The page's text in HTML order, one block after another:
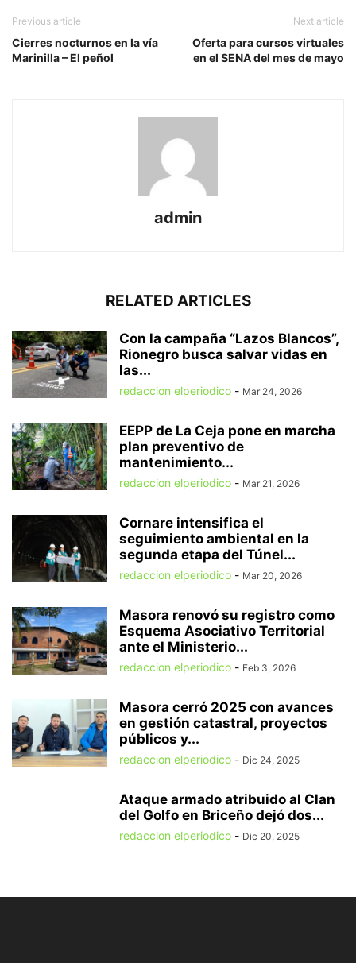
Previous article
Cierres nocturnos en la vía
Marinilla – El peñol
Next article
Oferta para cursos virtuales
en el SENA del mes de mayo
admin
RELATED ARTICLES
Con la campaña “Lazos Blancos”,
Rionegro busca salvar vidas en
las...
redaccion elperiodico - Mar 24, 2026
EEPP de La Ceja pone en marcha
plan preventivo de
mantenimiento...
redaccion elperiodico - Mar 21, 2026
Cornare intensifica el
seguimiento ambiental en la
segunda etapa del Túnel...
redaccion elperiodico - Mar 20, 2026
Masora renovó su registro como
Esquema Asociativo Territorial
ante el Ministerio...
redaccion elperiodico - Feb 3, 2026
Masora cerró 2025 con avances
en gestión catastral, proyectos
públicos y...
redaccion elperiodico - Dic 24, 2025
Ataque armado atribuido al Clan
del Golfo en Briceño dejó dos...
redaccion elperiodico - Dic 20, 2025